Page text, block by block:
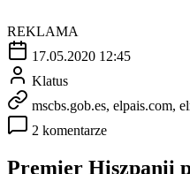
REKLAMA
17.05.2020 12:45
Klatus
mscbs.gob.es, elpais.com,
2 komentarze
Premier Hiszpanii